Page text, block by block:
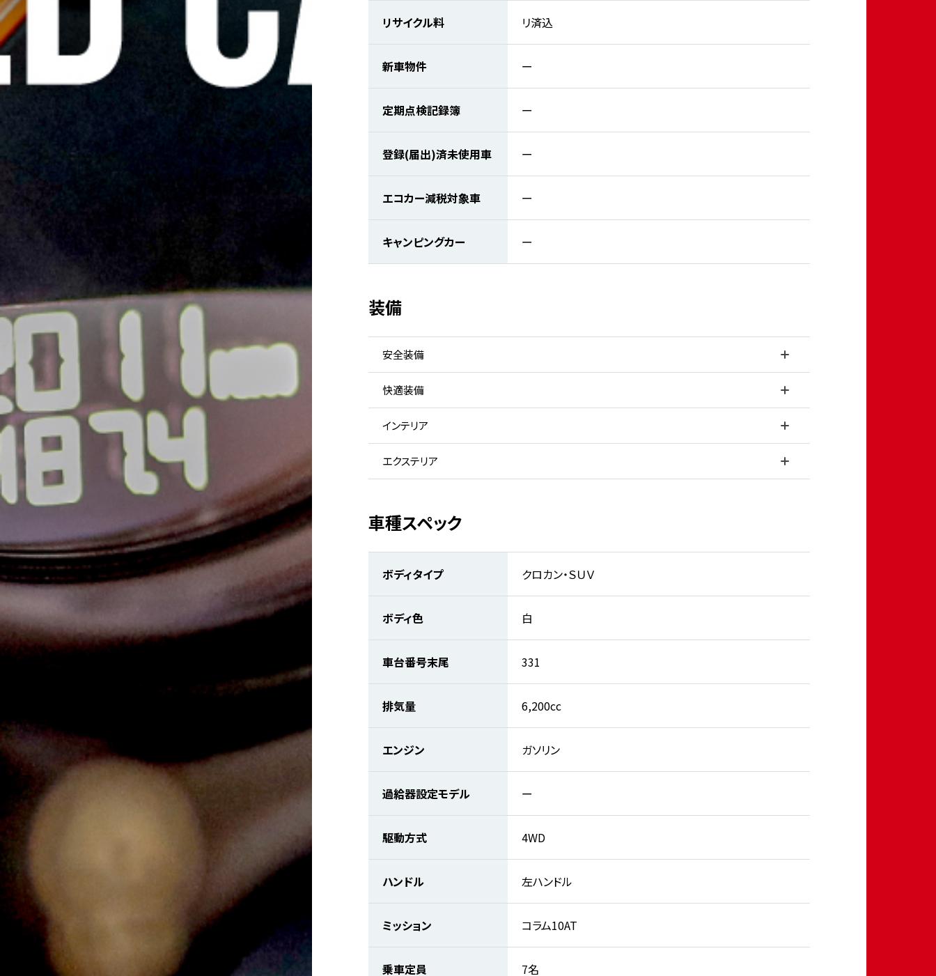
リサイクル料 リ済込
新車物件 ー
定期点検記録簿 ー
登録(届出)済未使用車 ー
エコカー減税対象車 ー
キャンピングカー ー
装備
安全装備
快適装備
インテリア
エクステリア
車種スペック
ボディタイプ クロカン・ＳＵＶ
ボディ色 白
車台番号末尾 331
排気量 6,200cc
エンジン ガソリン
過給器設定モデル ー
駆動方式 4WD
ハンドル 左ハンドル
ミッション コラム10AT
乗車定員 7名